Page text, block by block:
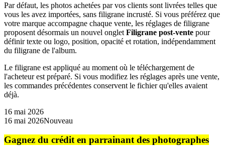
Par défaut, les photos achetées par vos clients sont livrées telles que
vous les avez importées, sans filigrane incrusté. Si vous préférez que
votre marque accompagne chaque vente, les réglages de filigrane
proposent désormais un nouvel onglet Filigrane post-vente pour
définir texte ou logo, position, opacité et rotation, indépendamment
du filigrane de l'album.
Le filigrane est appliqué au moment où le téléchargement de
l'acheteur est préparé. Si vous modifiez les réglages après une vente,
les commandes précédentes conservent le fichier qu'elles avaient
déjà.
16 mai 2026
16 mai 2026Nouveau
Gagnez du crédit en parrainant des photographes